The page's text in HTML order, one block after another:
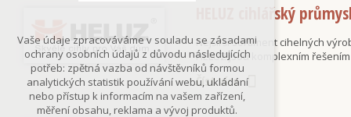
HELUZ cihlářský
Nejširší sortiment cihelných
HELUZ jsou komplexním
Číst více
nutná pro provozování webu
udržení kontextu stránek (session):
případná přihlášení, volby jazyka, apod.
Volitelná cookies
Vaše údaje zpracováváme v souladu se zásadami
ochrany osobních údajů z důvodu následujících
potřeb: zpětná vazba od návštěvníků formou
analytických statistik používání webu, ukládání
nebo přístup k informacím na vašem zařízení,
měření obsahu, reklama a vývoj produktů.